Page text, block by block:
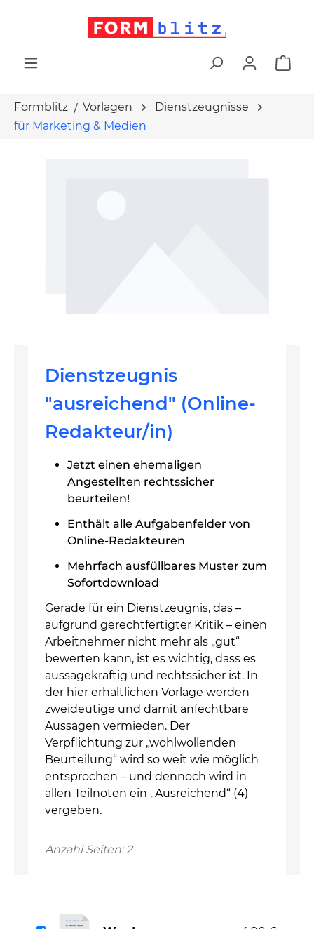
Formblitz Vorlagen
Dienstzeugnisse
für Marketing & Medien
Dienstzeugnis
"ausreichend" (Online-
Redakteur/in)
Jetzt einen ehemaligen
Angestellten rechtssicher
beurteilen!
Enthält alle Aufgabenfelder von
Online-Redakteuren
Mehrfach ausfüllbares Muster zum
Sofortdownload
Gerade für ein Dienstzeugnis, das –
aufgrund gerechtfertigter Kritik – einen
Arbeitnehmer nicht mehr als „gut“
bewerten kann, ist es wichtig, dass es
aussagekräftig und rechtssicher ist. In
der hier erhältlichen Vorlage werden
zweideutige und damit anfechtbare
Aussagen vermieden. Der
Verpflichtung zur „wohlwollenden
Beurteilung“ wird so weit wie möglich
entsprochen – und dennoch wird in
allen Teilnoten ein „Ausreichend“ (4)
vergeben.
Anzahl Seiten: 2